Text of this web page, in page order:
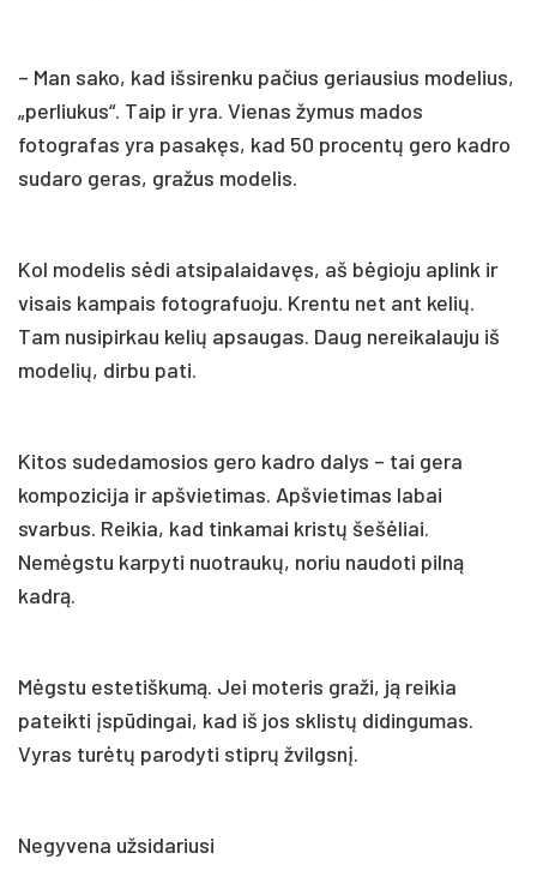
– Man sako, kad išsirenku pačius geriausius modelius,
„perliukus“. Taip ir yra. Vienas žymus mados
fotografas yra pasakęs, kad 50 procentų gero kadro
sudaro geras, gražus modelis.
Kol modelis sėdi atsipalaidavęs, aš bėgioju aplink ir
visais kampais fotografuoju. Krentu net ant kelių.
Tam nusipirkau kelių apsaugas. Daug nereikalauju iš
modelių, dirbu pati.
Kitos sudedamosios gero kadro dalys – tai gera
kompozicija ir apšvietimas. Apšvietimas labai
svarbus. Reikia, kad tinkamai kristų šešėliai.
Nemėgstu karpyti nuotraukų, noriu naudoti pilną
kadrą.
Mėgstu estetiškumą. Jei moteris graži, ją reikia
pateikti įspūdingai, kad iš jos sklistų didingumas.
Vyras turėtų parodyti stiprų žvilgsnį.
Negyvena užsidariusi